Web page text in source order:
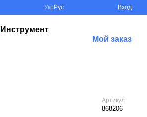
Укр Рус Вход
Инструмент
Мой заказ
Артикул
868206